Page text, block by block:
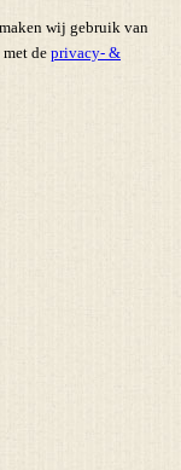
wij gebruik van
de privacy- &